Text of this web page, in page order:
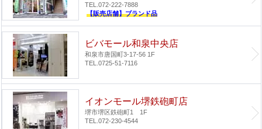
TEL.072-222-7888
【販売店舗】ブランド品
ビバモール和泉中央店
和泉市唐国町3-17-56 1F
TEL.0725-51-7116
イオンモール堺鉄砲町店
堺市堺区鉄砲町1 1F
TEL.072-230-4544